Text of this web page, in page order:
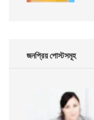
জনপ্রিয় পোস্টসমূহ